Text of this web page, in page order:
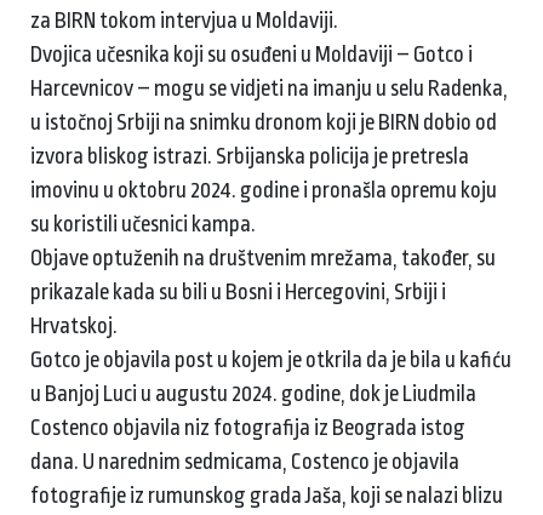
za BIRN tokom intervjua u Moldaviji.
Dvojica učesnika koji su osuđeni u Moldaviji – Gotco i
Harcevnicov – mogu se vidjeti na imanju u selu Radenka,
u istočnoj Srbiji na snimku dronom koji je BIRN dobio od
izvora bliskog istrazi. Srbijanska policija je pretresla
imovinu u oktobru 2024. godine i pronašla opremu koju
su koristili učesnici kampa.
Objave optuženih na društvenim mrežama, također, su
prikazale kada su bili u Bosni i Hercegovini, Srbiji i
Hrvatskoj.
Gotco je objavila post u kojem je otkrila da je bila u kafiću
u Banjoj Luci u augustu 2024. godine, dok je Liudmila
Costenco objavila niz fotografija iz Beograda istog
dana. U narednim sedmicama, Costenco je objavila
fotografije iz rumunskog grada Jaša, koji se nalazi blizu